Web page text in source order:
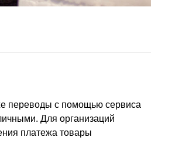
переводы с помощью сервиса
Для организаций
платежа товары